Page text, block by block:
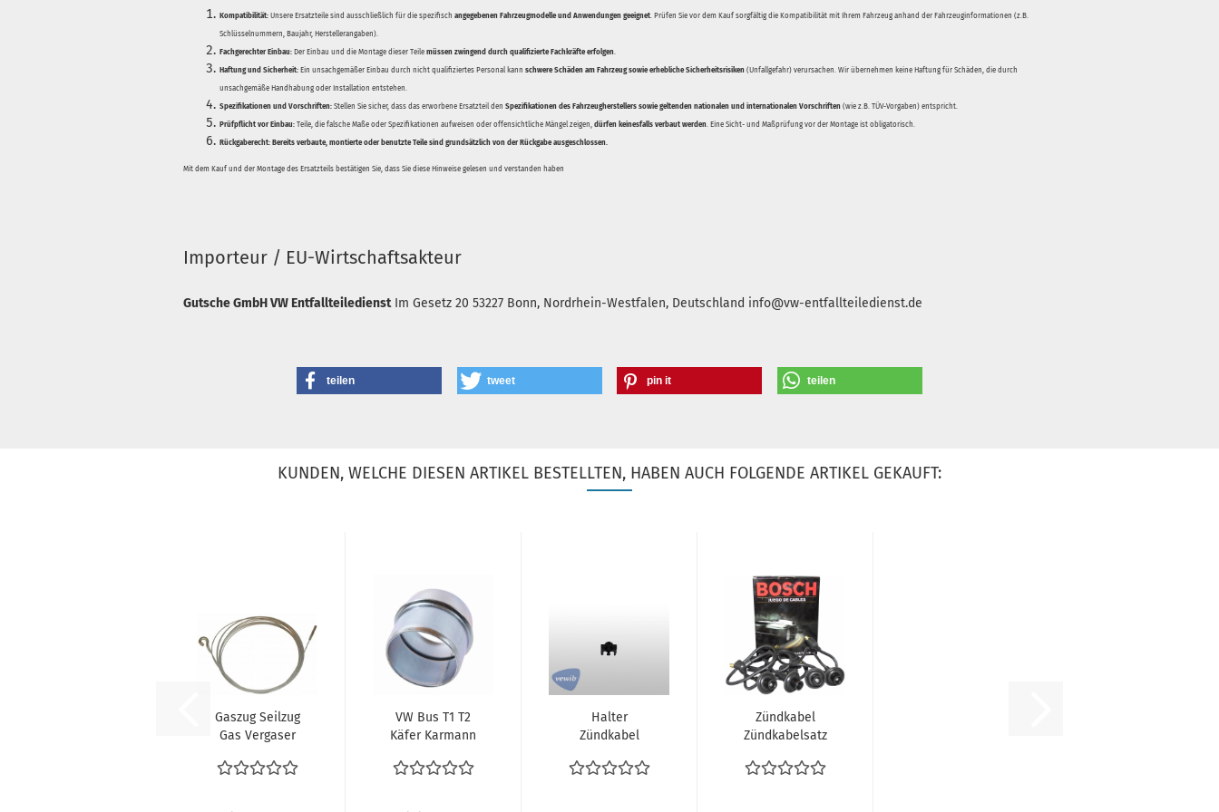
Kompatibilität: Unsere Ersatzteile sind ausschließlich für die spezifisch angegebenen Fahrzeugmodelle und Anwendungen geeignet. Prüfen Sie vor dem Kauf sorgfältig die Kompatibilität mit Ihrem Fahrzeug anhand der Fahrzeuginformationen (z.B.
Schlüsselnummern, Baujahr, Herstellerangaben).
Fachgerechter Einbau: Der Einbau und die Montage dieser Teile müssen zwingend durch qualifizierte Fachkräfte erfolgen.
Haftung und Sicherheit: Ein unsachgemäßer Einbau durch nicht qualifiziertes Personal kann schwere Schäden am Fahrzeug sowie erhebliche Sicherheitsrisiken (Unfallgefahr) verursachen. Wir übernehmen keine Haftung für Schäden, die durch
unsachgemäße Handhabung oder Installation entstehen.
Spezifikationen und Vorschriften: Stellen Sie sicher, dass das erworbene Ersatzteil den Spezifikationen des Fahrzeugherstellers sowie geltenden nationalen und internationalen Vorschriften (wie z.B. TÜV-Vorgaben) entspricht.
Prüfpflicht vor Einbau: Teile, die falsche Maße oder Spezifikationen aufweisen oder offensichtliche Mängel zeigen, dürfen keinesfalls verbaut werden. Eine Sicht- und Maßprüfung vor der Montage ist obligatorisch.
Rückgaberecht: Bereits verbaute, montierte oder benutzte Teile sind grundsätzlich von der Rückgabe ausgeschlossen.
Mit dem Kauf und der Montage des Ersatzteils bestätigen Sie, dass Sie diese Hinweise gelesen und verstanden haben
Importeur / EU-Wirtschaftsakteur
Gutsche GmbH VW Entfallteiledienst Im Gesetz 20 53227 Bonn, Nordrhein-Westfalen, Deutschland info@vw-entfallteiledienst.de
teilen tweet pin it teilen
KUNDEN, WELCHE DIESEN ARTIKEL BESTELLTEN, HABEN AUCH FOLGENDE ARTIKEL GEKAUFT:
Gaszug Seilzug
Gas Vergaser
8.1967-10.1968...
VW Bus T1 T2
Käfer Karmann
zwischen
Halter
Zündkabel
VW Käfer
Zündkabel
Zündkabelsatz
& VW Bus T1...